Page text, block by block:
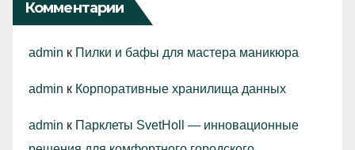
Комментарии
admin к Пилки и бафы для мастера маникюра
admin к Корпоративные хранилища данных
admin к Парклеты SvetHoll — инновационные